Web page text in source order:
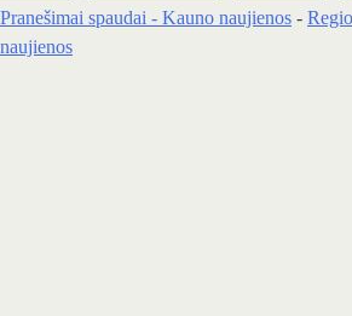
Pranešimai spaudai - Kauno naujienos -
naujienos